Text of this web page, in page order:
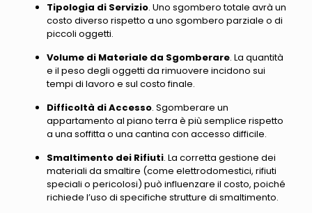
Tipologia di Servizio. Uno sgombero totale avrà un
costo diverso rispetto a uno sgombero parziale o di
piccoli oggetti.
Volume di Materiale da Sgomberare. La quantità
e il peso degli oggetti da rimuovere incidono sui
tempi di lavoro e sul costo finale.
Difficoltà di Accesso. Sgomberare un
appartamento al piano terra è più semplice rispetto
a una soffitta o una cantina con accesso difficile.
Smaltimento dei Rifiuti. La corretta gestione dei
materiali da smaltire (come elettrodomestici, rifiuti
speciali o pericolosi) può influenzare il costo, poiché
richiede l’uso di specifiche strutture di smaltimento.